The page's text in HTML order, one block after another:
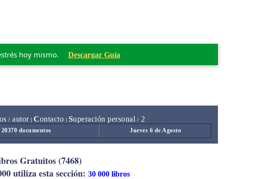
hoy mismo. Descargar Guía
/ autor|Contacto Superación personal / 2
documentos Jueves 6 de Agosto
Gratuitos (7468)
utiliza esta sección: 30 000 libros